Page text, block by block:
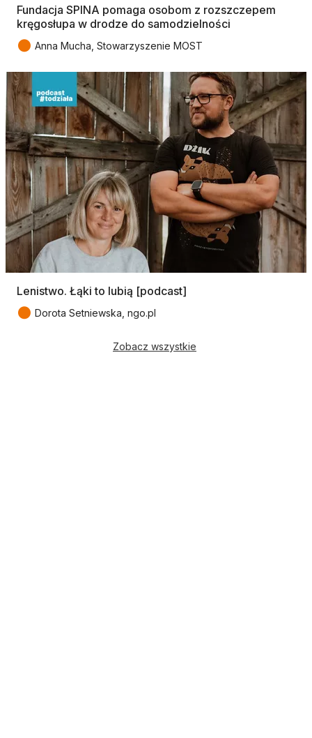
Fundacja SPINA pomaga osobom z rozszczepem
kręgosłupa w drodze do samodzielności
● Anna Mucha, Stowarzyszenie MOST
Lenistwo. Łąki to lubią [podcast]
● Dorota Setniewska, ngo.pl
Zobacz wszystkie